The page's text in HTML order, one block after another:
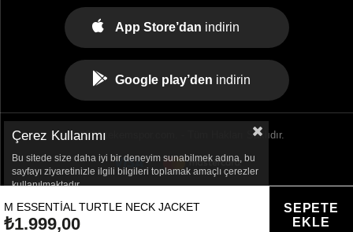
M ESSENTIAL TURTLE NECK JACKET
₺1.999,00
App Store’dan indirin
Google play’den indirin
© 2021 tekemspor.com. - Tüm Hakları Saklıdır.
Çerez Kullanımı
Bu sitede size daha iyi bir deneyim sunabilmek adına, bu
sayfayı ziyaretinizle ilgili bilgileri toplamak amaçlı çerezler
kullanılmaktadır.